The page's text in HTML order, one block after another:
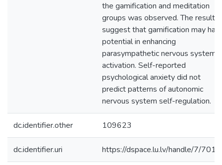
the gamification and meditation
groups was observed. The results
suggest that gamification may
potential in enhancing
parasympathetic nervous system
activation. Self-reported
psychological anxiety did not
predict patterns of autonomic
nervous system self-regulation.
dc.identifier.other 109623
dc.identifier.uri https://dspace.lu.lv/handle/7/